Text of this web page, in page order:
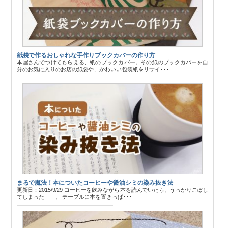
紙袋で作るおしゃれな手作りブックカバーの作り方
本屋さんでつけてもらえる、紙のブックカバー。その紙のブックカバーを自
分のお気に入りのお店の紙袋や、かわいい包装紙をリサイ･･･
まるで魔法！本についたコーヒーや醤油シミの染み抜き法
更新日：2015/9/29 コーヒーを飲みながら本を読んでいたら、うっかりこぼし
てしまった――。 テーブルに本を置きっぱ･･･